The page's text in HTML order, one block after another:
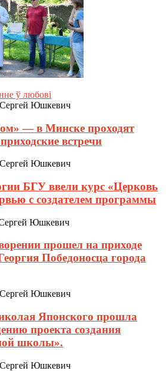
ў любові
Сергей Юшкевич
— в Минске проходят
встречи
Сергей Юшкевич
БГУ ввели курс «Церковь
с создателем программы
Юшкевич
прошел на приходе
Победоносца города
Сергей Юшкевич
Японского прошла
проекта создания
школы».
Сергей Юшкевич